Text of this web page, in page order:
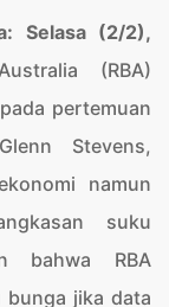
Selasa (2/2),
(RBA)
pertemuan
Stevens,
namun
suku
bahwa RBA
bunga jika data